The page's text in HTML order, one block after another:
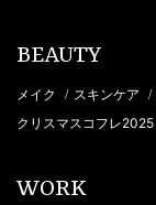
BEAUTY
メイク / スキンケア /
クリスマスコフレ2025
WORK